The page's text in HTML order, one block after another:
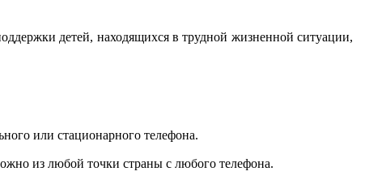
детей, находящихся в трудной жизненной ситуации,
или стационарного телефона.
из любой точки страны с любого телефона.